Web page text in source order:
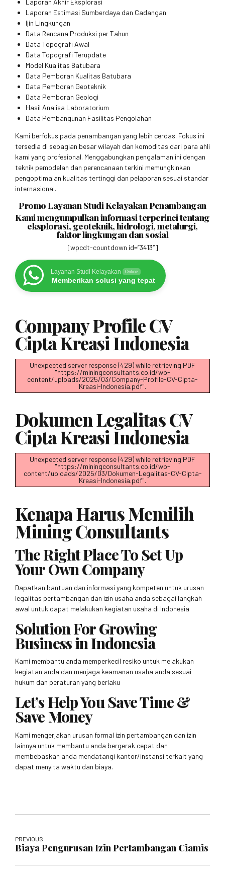
Laporan Estimasi Sumberdaya dan Cadangan
Ijin Lingkungan
Data Rencana Produksi per Tahun
Data Topografi Awal
Data Topografi Terupdate
Model Kualitas Batubara
Data Pemboran Kualitas Batubara
Data Pemboran Geoteknik
Data Pemboran Geologi
Hasil Analisa Laboratorium
Data Pembangunan Fasilitas Pengolahan
Kami berfokus pada penambangan yang lebih cerdas. Fokus ini
tersedia di sebagian besar wilayah dan komoditas dari para ahli
kami yang profesional. Menggabungkan pengalaman ini dengan
teknik pemodelan dan perencanaan terkini memungkinkan
pengoptimalan kualitas tertinggi dan pelaporan sesuai standar
internasional.
Promo Layanan Studi Kelayakan Penambangan
Kami mengumpulkan informasi terperinci tentang
eksplorasi, geoteknik, hidrologi, metalurgi,
faktor lingkungan dan sosial
[wpcdt-countdown id=”3413″]
Layanan Studi Kelayakan Online
Memberikan solusi yang tepat
Company Profile CV
Cipta Kreasi Indonesia
Unexpected server response (429) while retrieving PDF
"https://miningconsultants.co.id/wp-
content/uploads/2025/03/Company-Profile-CV-Cipta-
Kreasi-Indonesia.pdf".
Dokumen Legalitas CV
Cipta Kreasi Indonesia
Unexpected server response (429) while retrieving PDF
"https://miningconsultants.co.id/wp-
content/uploads/2025/03/Dokumen-Legalitas-CV-Cipta-
Kreasi-Indonesia.pdf".
Kenapa Harus Memilih
Mining Consultants
The Right Place To Set Up
Your Own Company
Dapatkan bantuan dan informasi yang kompeten untuk urusan
legalitas pertambangan dan izin usaha anda sebagai langkah
awal untuk dapat melakukan kegiatan usaha di Indonesia
Solution For Growing
Business in Indonesia
Kami membantu anda memperkecil resiko untuk melakukan
kegiatan anda dan menjaga keamanan usaha anda sesuai
hukum dan peraturan yang berlaku
Let’s Help You Save Time &
Save Money
Kami mengerjakan urusan formal izin pertambangan dan izin
lainnya untuk membantu anda bergerak cepat dan
membebaskan anda mendatangi kantor/instansi terkait yang
dapat menyita waktu dan biaya.
PREVIOUS
Biaya Pengurusan Izin Pertambangan Ciamis